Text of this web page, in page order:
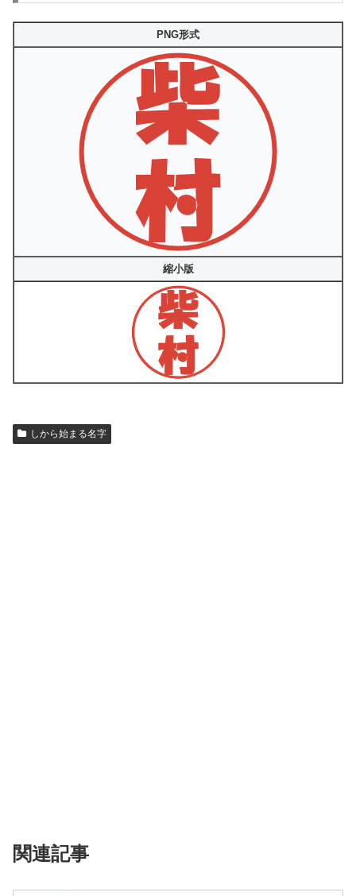
PNG形式
縮小版
しから始まる名字
関連記事